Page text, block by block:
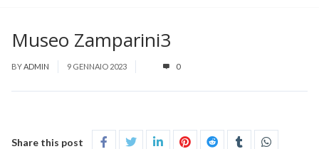
Museo Zamparini3
BYADMIN 9 GENNAIO 2023 0
Share this post